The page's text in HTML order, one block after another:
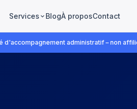
Services BlogÀ proposContact
d'accompagnement administratif – non